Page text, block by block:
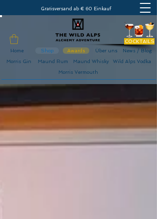
Gratisversand ab € 60 Einkauf
COCKTAILS
Home
Morris Gin
Shop Awards Über uns
News / Blog
Maund Rum
Maund Whisky
Wild Alps Vodka
Morris Vermouth